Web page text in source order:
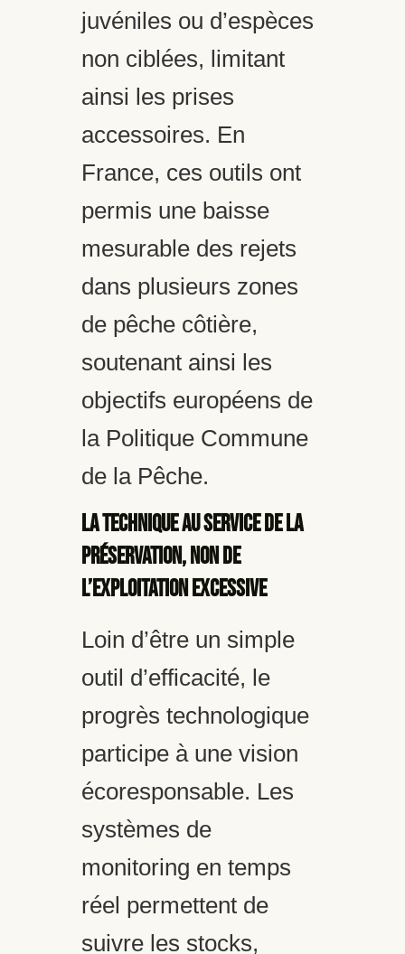
juvéniles ou d’espèces
non ciblées, limitant
ainsi les prises
accessoires. En
France, ces outils ont
permis une baisse
mesurable des rejets
dans plusieurs zones
de pêche côtière,
soutenant ainsi les
objectifs européens de
la Politique Commune
de la Pêche.
La technique au service de la
préservation, non de
l’exploitation excessive
Loin d’être un simple
outil d’efficacité, le
progrès technologique
participe à une vision
écoresponsable. Les
systèmes de
monitoring en temps
réel permettent de
suivre les stocks,